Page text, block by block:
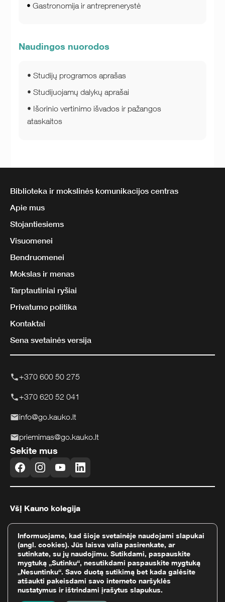
Gastronomija ir antreprenerystė
Naudingos nuorodos
Studijų programos aprašas
Studijuojamų dalykų aprašai
Išorinio vertinimo išvados ir pažangos
ataskaitos
Biblioteka ir mokslinės komunikacijos centras
Apie mus
Stojantiesiems
Visuomenei
Bendruomenei
Mokslas ir menas
Tarptautiniai ryšiai
Privatumo politika
Kontaktai
Sena svetainės versija
+370 600 50 275
+370 620 52 041
info@go.kauko.lt
priemimas@go.kauko.lt
Sekite mus
VšĮ Kauno kolegija
Pramonės pr. 20, LT-50468 Kaunas
Įmonės kodas 111965284
PVM mok. kodas LT119652811
Informuojame, kad šioje svetainėje naudojami slapukai
(angl. cookies). Jūs laisva valia pasirenkate, ar
sutinkate, su jų naudojimu. Sutikdami, paspauskite
mygtuką „Sutinku“, nesutikdami paspauskite mygtuką
„Nesuntinku“. Savo duotą sutikimą bet kada galėsite
atšaukti pakeisdami savo interneto naršyklės
nustatymus ir ištrindami įrašytus slapukus.